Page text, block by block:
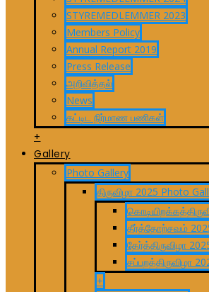
STYREMEDLEMMER 2023
Members Policy
Annual Report 2019
Press Release
அறிவித்தல்
News
கட்டிட நிர்மாண பணிகள்
+
Gallery
Photo Gallery
திருவிழா 2025 Photo
தீர்த்தோற்சவம்
தேர்த்திருவிழா
சப்பறத்திருவிழா
+